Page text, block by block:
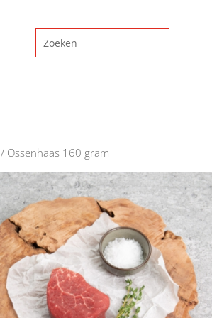
/ Ossenhaas 160 gram